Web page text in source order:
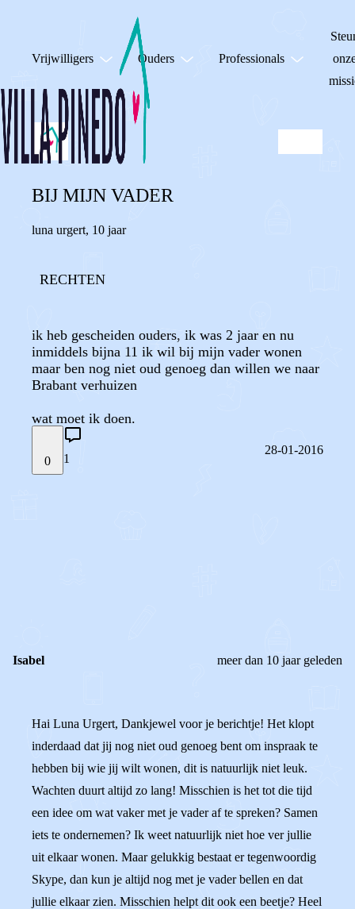
Vrijwilligers Ouders Professionals
BIJ MIJN VADER
luna urgert, 10 jaar
RECHTEN
ik heb gescheiden ouders, ik was 2 jaar en nu
inmiddels bijna 11 ik wil bij mijn vader wonen
maar ben nog niet oud genoeg dan willen we naar
Brabant verhuizen
wat moet ik doen.
0 1
28-01-2016
Isabel meer dan 10 jaar geleden
Hai Luna Urgert, Dankjewel voor je berichtje! Het klopt
inderdaad dat jij nog niet oud genoeg bent om inspraak te
hebben bij wie jij wilt wonen, dit is natuurlijk niet leuk.
Wachten duurt altijd zo lang! Misschien is het tot die tijd
een idee om wat vaker met je vader af te spreken? Samen
iets te ondernemen? Ik weet natuurlijk niet hoe ver jullie
uit elkaar wonen. Maar gelukkig bestaat er tegenwoordig
Skype, dan kun je altijd nog met je vader bellen en dat
jullie elkaar zien. Misschien helpt dit ook een beetje? Heel